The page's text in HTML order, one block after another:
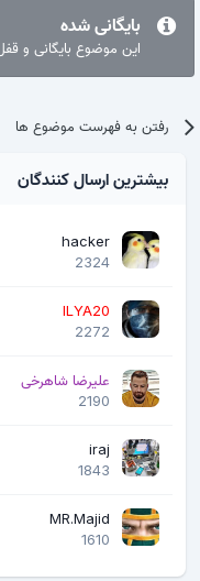
بایگانی شده
این موضوع بایگانی و
رفتن به فهرست موضوع ها
بیشترین ارسال کنندگان
hacker
2324
ILYA20
2272
علیرضا شاهرخی
2190
iraj
1843
MR.Majid
1610